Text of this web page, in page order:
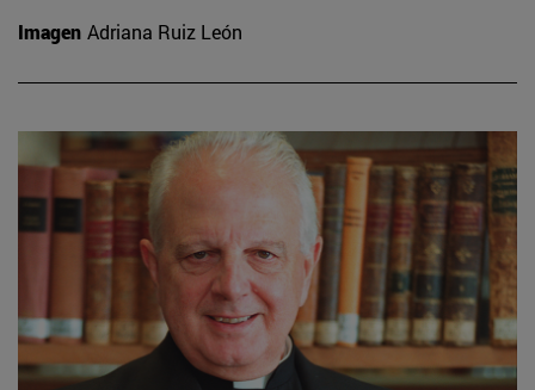
Imagen Adriana Ruiz León